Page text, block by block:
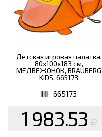
Детская игровая палатка,
80x100x183 см,
МЕДВЕЖОНОК, BRAUBERG
KIDS, 665173
665173
1 983.53